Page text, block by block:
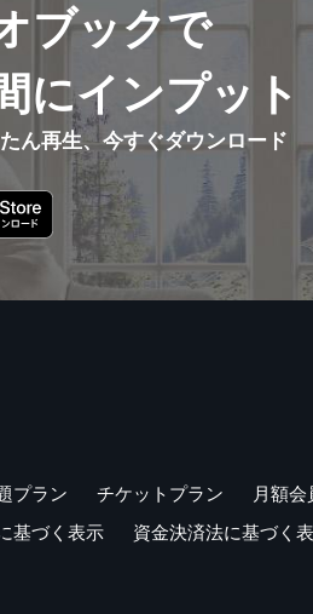
ブックで
にインプット
ん再生、今すぐダウンロード
プラン チケットプラン 月額
基づく表示
資金決済法に基づく